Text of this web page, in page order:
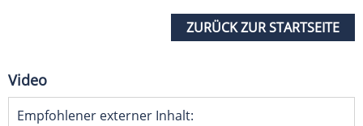
ZURÜCK ZUR STARTSEITE
Video
Empfohlener externer Inhalt: